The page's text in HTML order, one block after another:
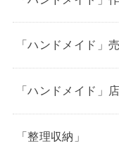
「ハンドメイド」
「ハンドメイド」
「整理収納」